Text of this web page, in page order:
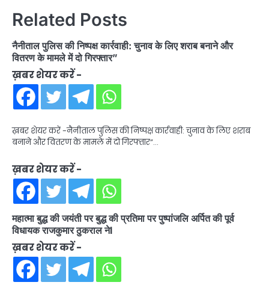
Related Posts
नैनीताल पुलिस की निष्पक्ष कार्रवाही: चुनाव के लिए शराब बनाने और
वितरण के मामले में दो गिरफ्तार”
ख़बर शेयर करें -
ख़बर शेयर करें -नैनीताल पुलिस की निष्पक्ष कार्रवाही: चुनाव के लिए शराब
बनाने और वितरण के मामले में दो गिरफ्तार”…
ख़बर शेयर करें -
महात्मा बुद्ध की जयंती पर बुद्ध की प्रतिमा पर पुष्पांजलि अर्पित की पूर्व
विधायक राजकुमार ठुकराल नेl
ख़बर शेयर करें -